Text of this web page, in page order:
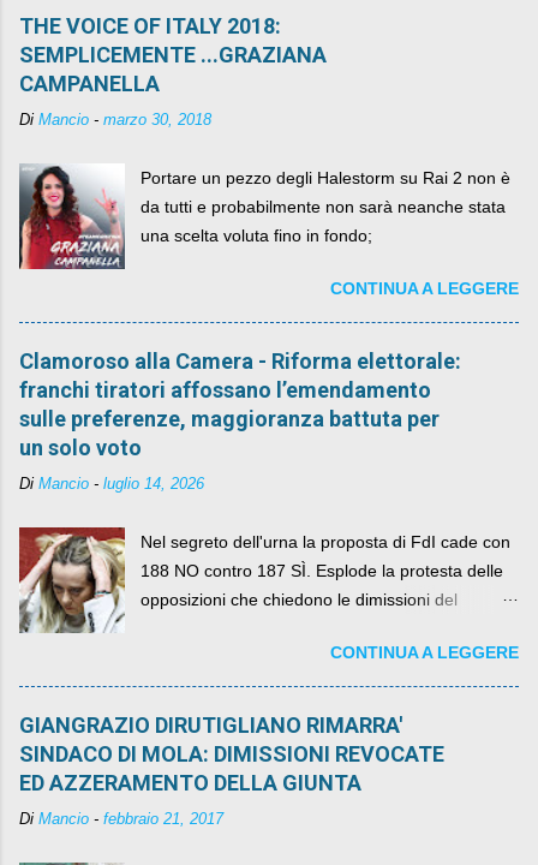
THE VOICE OF ITALY 2018:
SEMPLICEMENTE ...GRAZIANA
CAMPANELLA
Di Mancio - marzo 30, 2018
Portare un pezzo degli Halestorm su Rai 2 non è
da tutti e probabilmente non sarà neanche stata
una scelta voluta fino in fondo;
CONTINUA A LEGGERE
Clamoroso alla Camera - Riforma elettorale:
franchi tiratori affossano l’emendamento
sulle preferenze, maggioranza battuta per
un solo voto
Di Mancio - luglio 14, 2026
Nel segreto dell'urna la proposta di FdI cade con
188 NO contro 187 SÌ. Esplode la protesta delle
opposizioni che chiedono le dimissioni del
CONTINUA A LEGGERE
GIANGRAZIO DIRUTIGLIANO RIMARRA'
SINDACO DI MOLA: DIMISSIONI REVOCATE
ED AZZERAMENTO DELLA GIUNTA
Di Mancio - febbraio 21, 2017